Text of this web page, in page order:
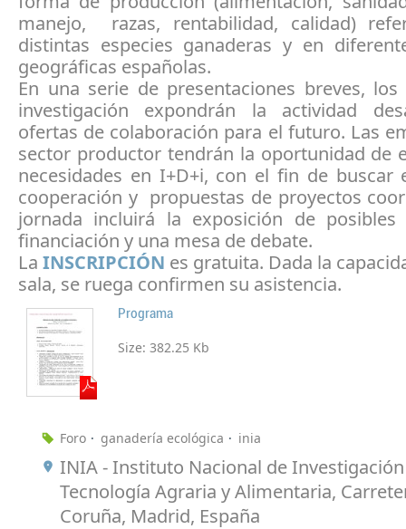
manejo, razas, rentabilidad, calidad)
distintas especies ganaderas y en
geográficas españolas.
En una serie de presentaciones breves,
investigación expondrán la actividad
ofertas de colaboración para el futuro. Las
sector productor tendrán la oportunidad de
necesidades en I+D+i, con el fin de buscar
cooperación y propuestas de proyectos
jornada incluirá la exposición de
financiación y una mesa de debate.
La INSCRIPCIÓN es gratuita. Dada la
sala, se ruega confirmen su asistencia.
Programa
Size: 382.25 Kb
Foro ganadería ecológica inia
INIA - Instituto Nacional de
Tecnología Agraria y Alimentaria,
Coruña, Madrid, España